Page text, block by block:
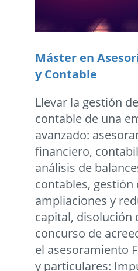
Máster en
y Contable
Llevar la gestión
contable de una
avanzado:
financiero,
análisis de
contables,
ampliaciones y
capital, disolución
concurso de
el asesoramiento
y particulares: